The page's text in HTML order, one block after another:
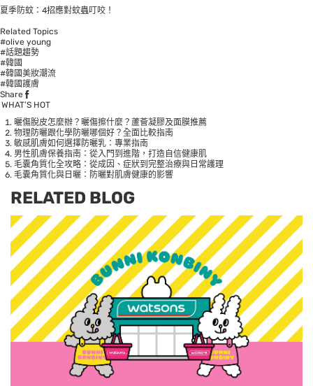
夏季防蚊：4招應對蚊蟲叮咬！
Related Topics
#olive young
#話題趨勢
#韓國
#韓國美妝潮流
#韓國護膚
Share
WHAT’S HOT
曬傷脫皮怎麼辦？曬傷擦什麼？蘆薈凝膠及面膜推薦
物理防曬跟化學防曬哪個好？全面比較指南
敏感肌膚如何選擇防曬乳：專業指南
男性肌膚保養指南：從入門到進階，打造自信健康肌
毛囊角質化全攻略：從成因、症狀到完整治療與日常護理
毛囊角質化與日曬：防曬對肌膚健康的影響
RELATED BLOG